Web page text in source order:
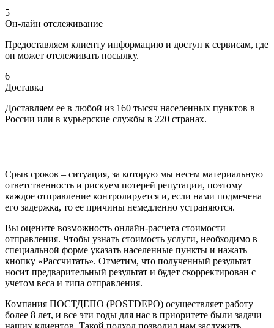
5
Он-лайн отслеживание
Предоставляем клиенту информацию и доступ к сервисам, где
он может отслеживать посылку.
6
Доставка
Доставляем ее в любой из 160 тысяч населенных пунктов в
России или в курьерские службы в 220 странах.
Срыв сроков – ситуация, за которую мы несем материальную
ответственность и рискуем потерей репутации, поэтому
каждое отправление контролируется и, если нами подмечена
его задержка, то ее причины немедленно устраняются.
Вы оцените возможность онлайн-расчета стоимости
отправления. Чтобы узнать стоимость услуги, необходимо в
специальной форме указать населенные пункты и нажать
кнопку «Рассчитать». Отметим, что полученный результат
носит предварительный результат и будет скорректирован с
учетом веса и типа отправления.
Компания ПОСТДЕПО (POSTDEPO) осуществляет работу
более 8 лет, и все эти годы для нас в приоритете были задачи
наших клиентов. Такой подход позволил нам заслужить